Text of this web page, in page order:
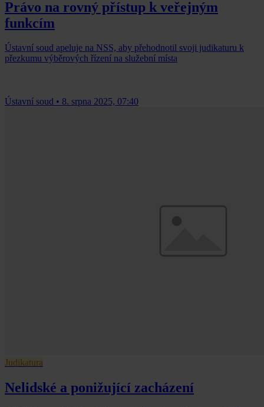
Právo na rovný přístup k veřejným
funkcím
Ústavní soud apeluje na NSS, aby přehodnotil svoji judikaturu k
přezkumu výběrových řízení na služební místa
Ústavní soud • 8. srpna 2025, 07:40
Judikatura
Nelidské a ponižující zacházení